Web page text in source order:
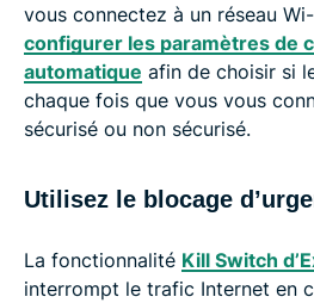
vous connectez à un réseau
configurer les paramètres de
automatique afin de choisir si
chaque fois que vous vous
sécurisé ou non sécurisé.
Utilisez le blocage
La fonctionnalité Kill Switch
interrompt le trafic Internet en